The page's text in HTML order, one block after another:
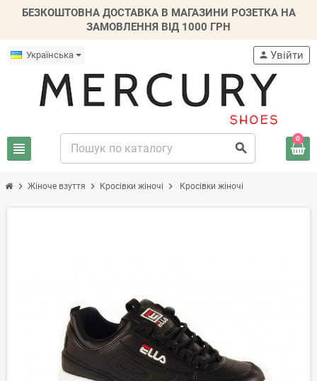
БЕЗКОШТОВНА ДОСТАВКА В МАГАЗИНИ РОЗЕТКА НА
ЗАМОВЛЕННЯ ВІД 1000 ГРН
Українська
view_headline search
person Увійти
0
chevron_right Жіноче взуття chevron_right Кросівки жіночі chevron_right Кросівки жіночі